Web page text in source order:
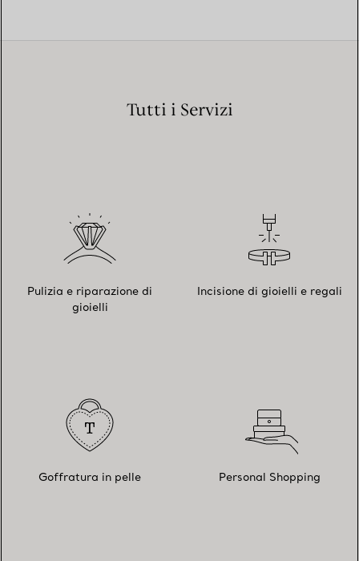
Tutti i Servizi
Pulizia e riparazione di
gioielli
Incisione di gioielli e regali
Goffratura in pelle Personal Shopping